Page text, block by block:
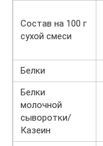
Состав на 100 г
сухой смеси
Белки
Белки
молочной
сыворотки/
Казеин